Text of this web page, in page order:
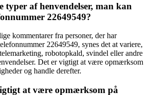
typer af henvendelser, man kan
22649549?
kommentarer fra personer, der har
22649549, synes det at variere,
robotopkald, svindel eller andre
Det er vigtigt at være opmærksom
og handle derefter.
at være opmærksom på